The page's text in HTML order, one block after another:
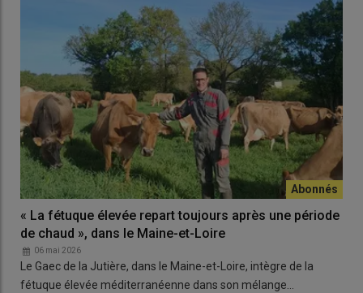
« La fétuque élevée repart toujours après une période
de chaud », dans le Maine-et-Loire
06 mai 2026
Le Gaec de la Jutière, dans le Maine-et-Loire, intègre de la
fétuque élevée méditerranéenne dans son mélange…